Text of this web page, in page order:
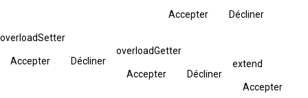
Accepter Décliner
overloadSetter
Accepter Décliner
overloadGetter
Accepter Décliner
extend
Accepter